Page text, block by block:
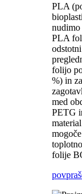
PLA
PLA
folijo
%) in
med
PETG
folije